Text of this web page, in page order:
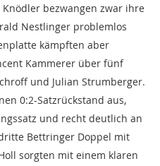
bezwangen zwar ihre
Nestlinger problemlos
kämpften aber
Kammerer über fünf
und Julian Strumberger.
0:2-Satzrückstand aus,
und recht deutlich an
Bettringer Doppel mit
sorgten mit einem klaren